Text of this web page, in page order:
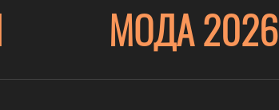
МОДА 2026